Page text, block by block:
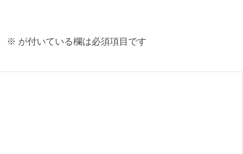
※ が付いている欄は必須項目です